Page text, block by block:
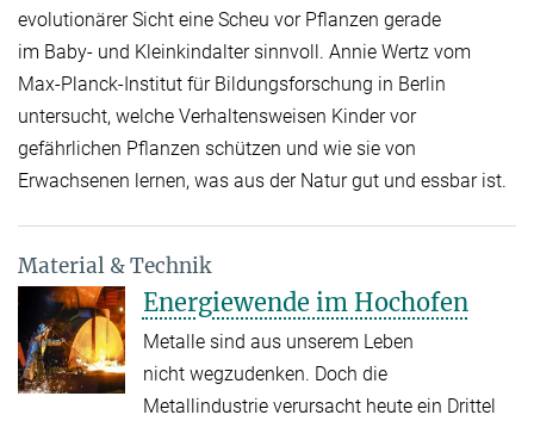
evolutionärer Sicht eine Scheu vor Pflanzen gerade
im Baby- und Kleinkindalter sinnvoll. Annie Wertz vom
Max-Planck-Institut für Bildungsforschung in Berlin
untersucht, welche Verhaltensweisen Kinder vor
gefährlichen Pflanzen schützen und wie sie von
Erwachsenen lernen, was aus der Natur gut und essbar ist.
Material & Technik
Energiewende im Hochofen
Metalle sind aus unserem Leben
nicht wegzudenken. Doch die
Metallindustrie verursacht heute ein Drittel